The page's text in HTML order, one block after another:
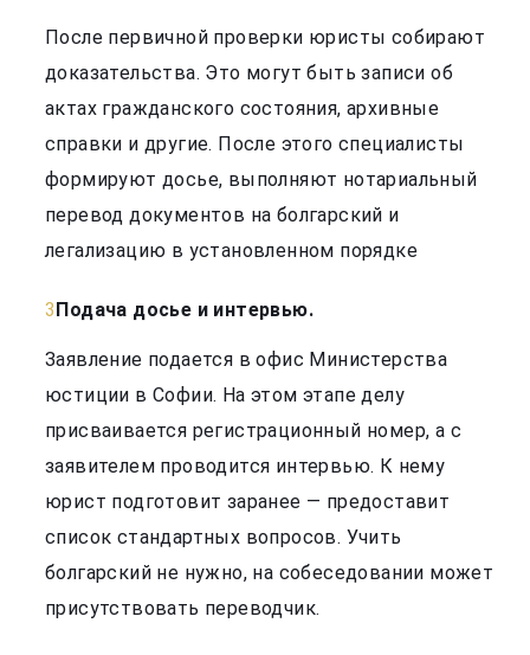
После первичной проверки юристы собирают
доказательства. Это могут быть записи об
актах гражданского состояния, архивные
справки и другие. После этого специалисты
формируют досье, выполняют нотариальный
перевод документов на болгарский и
легализацию в установленном порядке
Подача досье и интервью.
Заявление подается в офис Министерства
юстиции в Софии. На этом этапе делу
присваивается регистрационный номер, а с
заявителем проводится интервью. К нему
юрист подготовит заранее — предоставит
список стандартных вопросов. Учить
болгарский не нужно, на собеседовании может
присутствовать переводчик.